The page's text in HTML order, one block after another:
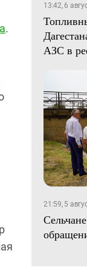
.
13:42, 6
АЗС в
21:59, 5